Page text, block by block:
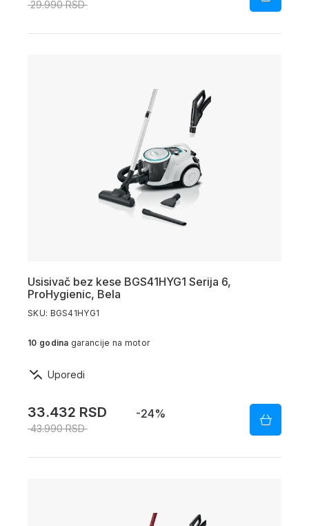
29.990 RSD
Usisivač bez kese BGS41HYG1 Serija 6,
ProHygienic, Bela
SKU: BGS41HYG1
10 godina garancije na motor
Uporedi
33.432 RSD
43.990 RSD
-24%